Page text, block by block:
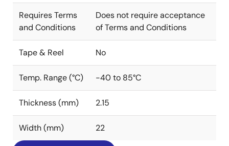
Requires Terms
and Conditions
Does not require acceptance
of Terms and Conditions
Tape & Reel No
Temp. Range (°C) -40 to 85°C
Thickness (mm) 2.15
Width (mm) 22